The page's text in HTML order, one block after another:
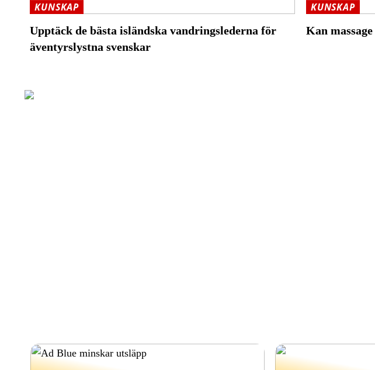
KUNSKAP
Upptäck de bästa isländska vandringslederna för
äventyrslystna svenskar
KUNSKAP
Kan